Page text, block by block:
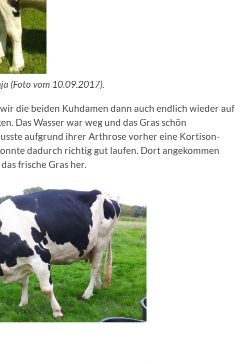
(Foto vom 10.09.2017).
die beiden Kuhdamen dann auch endlich wieder auf
Das Wasser war weg und das Gras schön
aufgrund ihrer Arthrose vorher eine Kortison-
dadurch richtig gut laufen. Dort angekommen
frische Gras her.